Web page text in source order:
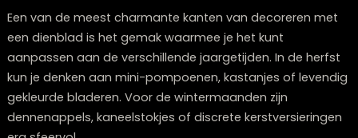
een salontafel.
Varieer met de manier van stapelen: leg grotere
exemplaren onderaan en kleinere bovenaan, of
van lichte naar donkere tinten. Voeg een klein object
bovenop je stapel, zoals een uniek mineraal of een